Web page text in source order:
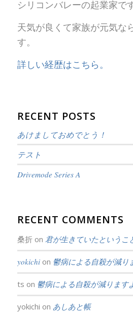
シリコンバレーの起業家です
天気が良くて家族が元気な
す。
詳しい経歴はこちら。
RECENT POSTS
あけましておめでとう！
テスト
Drivemode Series A
RECENT COMMENTS
桑折on 君が生きていたというこ
yokichion 鬱病による自殺が減り
ts on 鬱病による自殺が減ります
yokichi on あしあと帳